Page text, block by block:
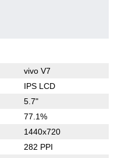
vivo V7
IPS LCD
5.7"
77.1%
1440x720
282 PPI